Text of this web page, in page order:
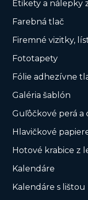
Etikety a nálepky
Farebná tlač
Firemné vizitky,
Fototapety
Fólie adhezívne
Galéria šablón
Guľôčkové perá a
Hlavičkové
Hotové krabice z
Kalendáre
Kalendáre s lištou